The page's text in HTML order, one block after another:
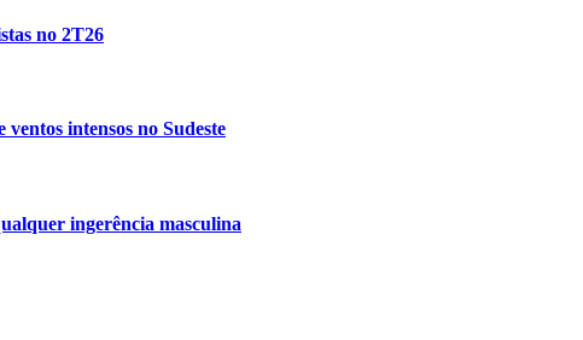
no 2T26
intensos no Sudeste
ingerência masculina